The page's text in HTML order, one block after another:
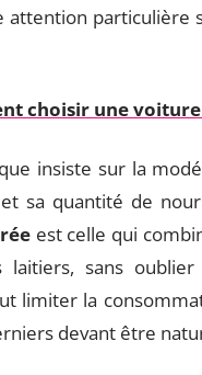
attention
choisir une
insiste sur la
et sa quantité de
est celle qui
sans oublier
limiter la
devant être